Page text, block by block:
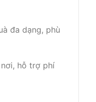
đa dạng, phù
hỗ trợ phí